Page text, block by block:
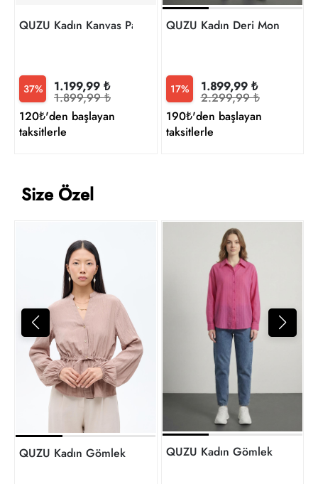
QUZU Kadın Kanvas Pantolon
37% 1.199,99 ₺
1.899,99 ₺
120₺'den başlayan
taksitlerle
QUZU Kadın Deri Mont ve
17% 1.899,99 ₺
2.299,99 ₺
190₺'den başlayan
taksitlerle
Size Özel
QUZU Kadın Gömlek QUZU Kadın Gömlek